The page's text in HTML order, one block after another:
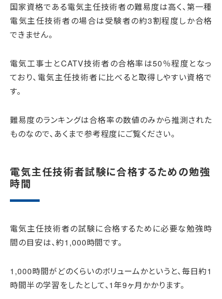
国家資格である電気主任技術者の難易度は高く、第一種
電気主任技術者の場合は受験者の約3割程度しか合格
できません。
電気工事士とCATV技術者の合格率は50％程度となっ
ており、電気主任技術者に比べると取得しやすい資格で
す。
難易度のランキングは合格率の数値のみから推測された
ものなので、あくまで参考程度にご覧ください。
電気主任技術者試験に合格するための勉強
時間
電気主任技術者の試験に合格するために必要な勉強時
間の目安は、約1,000時間です。
1,000時間がどのくらいのボリュームかというと、毎日約1
時間半の学習をしたとして、1年9ヶ月かかります。